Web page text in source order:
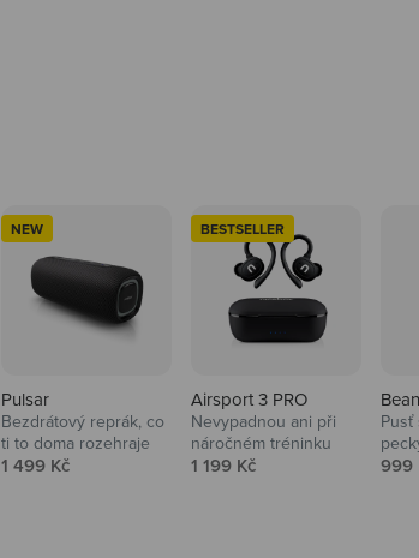
NEW
Pulsar
Bezdrátový reprák, co
ti to doma rozehraje
Prodejní cena
1 499 Kč
BESTSELLER
Airsport 3 PRO
Nevypadnou ani při
náročném tréninku
Prodejní cena
1 199 Kč 999